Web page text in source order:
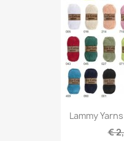
Lammy
€